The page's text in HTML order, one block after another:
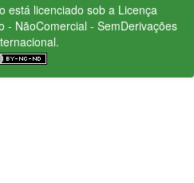
está licenciado sob a Licença
- NãoComercial - SemDerivações